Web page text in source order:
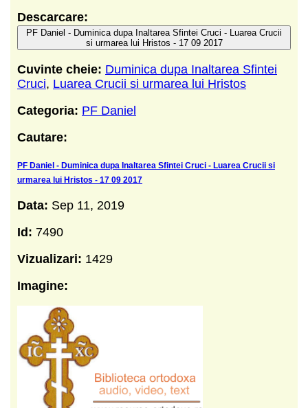
Descarcare:
PF Daniel - Duminica dupa Inaltarea Sfintei Cruci - Luarea Crucii
si urmarea lui Hristos - 17 09 2017
Cuvinte cheie: Duminica dupa Inaltarea Sfintei
Cruci, Luarea Crucii si urmarea lui Hristos
Categoria: PF Daniel
Cautare:
PF Daniel - Duminica dupa Inaltarea Sfintei Cruci - Luarea Crucii si
urmarea lui Hristos - 17 09 2017
Data: Sep 11, 2019
Id: 7490
Vizualizari: 1429
Imagine: